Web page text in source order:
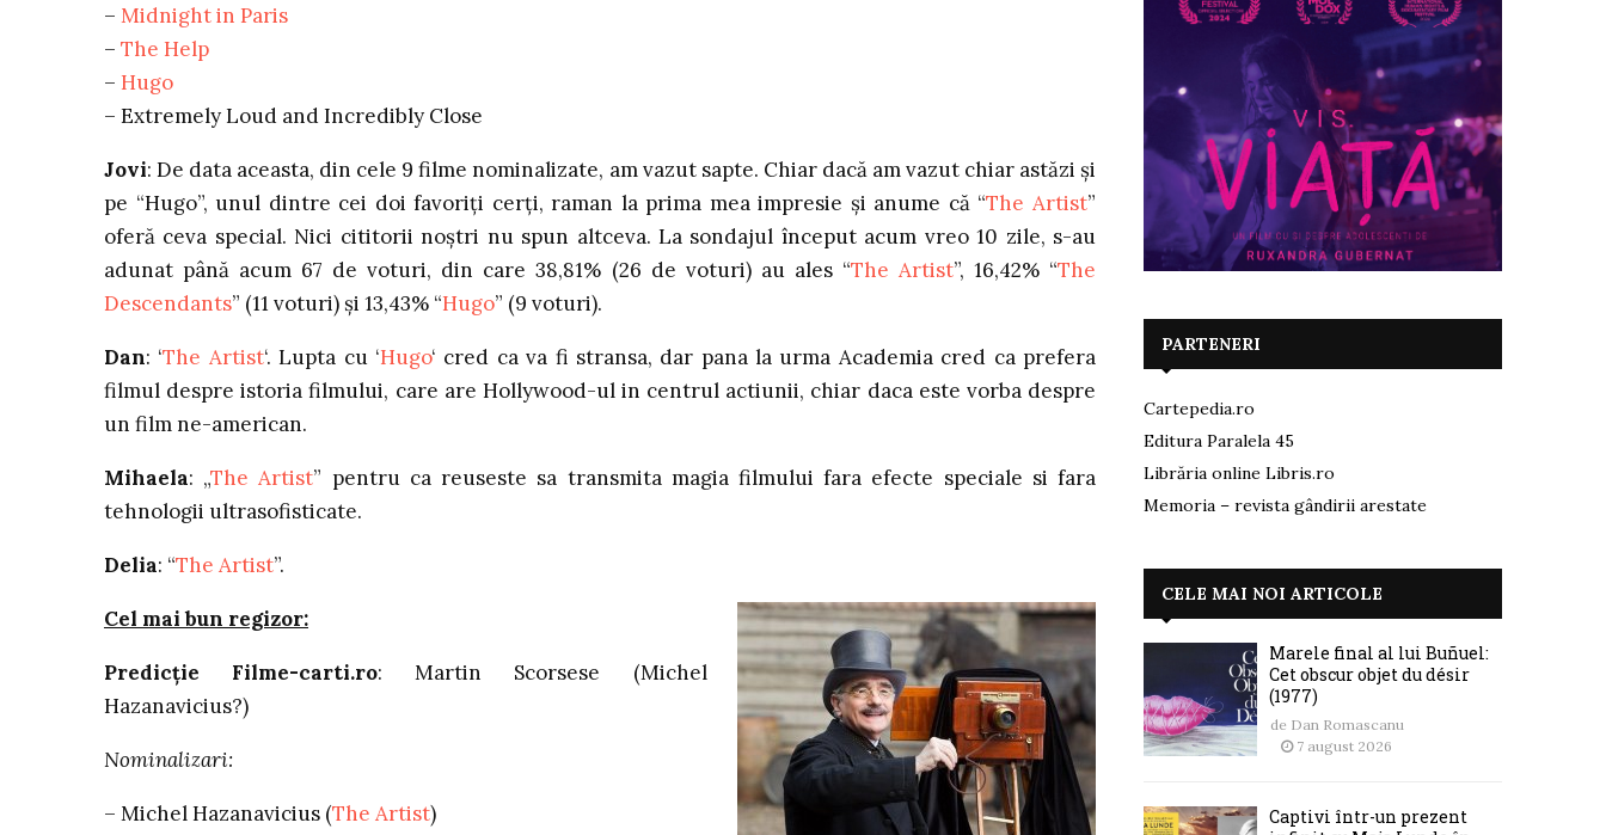
– Midnight in Paris
– The Help
– Hugo
– Extremely Loud and Incredibly Close
Jovi: De data aceasta, din cele 9 filme nominalizate, am vazut sapte. Chiar dacă am vazut chiar astăzi şi
pe “Hugo”, unul dintre cei doi favoriţi cerţi, raman la prima mea impresie şi anume că “The Artist”
oferă ceva special. Nici cititorii noştri nu spun altceva. La sondajul început acum vreo 10 zile, s-au
adunat până acum 67 de voturi, din care 38,81% (26 de voturi) au ales “The Artist”, 16,42% “The
Descendants” (11 voturi) şi 13,43% “Hugo” (9 voturi).
Dan: ‘The Artist‘. Lupta cu ‘Hugo‘ cred ca va fi stransa, dar pana la urma Academia cred ca prefera
filmul despre istoria filmului, care are Hollywood-ul in centrul actiunii, chiar daca este vorba despre
un film ne-american.
Mihaela: „The Artist” pentru ca reuseste sa transmita magia filmului fara efecte speciale si fara
tehnologii ultrasofisticate.
Delia: “The Artist”.
Cel mai bun regizor:
Predicţie Filme-carti.ro: Martin Scorsese (Michel
Hazanavicius?)
Nominalizari:
– Michel Hazanavicius (The Artist)
PARTENERI
Cartepedia.ro
Editura Paralela 45
Librăria online Libris.ro
Memoria – revista gândirii arestate
CELE MAI NOI ARTICOLE
Marele final al lui Buñuel:
Cet obscur objet du désir
(1977)
de Dan Romascanu
7 august 2026
Captivi într-un prezent